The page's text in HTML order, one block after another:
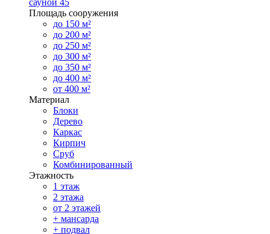
сауной 45
Площадь сооружения
до 150 м²
до 200 м²
до 250 м²
до 300 м²
до 350 м²
до 400 м²
от 400 м²
Материал
Блоки
Дерево
Каркас
Кирпич
Сруб
Комбинированный
Этажность
1 этаж
2 этажа
от 2 этажей
+ мансарда
+ подвал